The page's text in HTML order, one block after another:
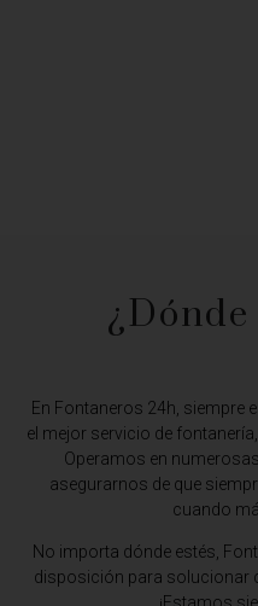
¿Dónde
En Fontaneros 24h, siempre
el mejor servicio de
Operamos en
asegurarnos de que
cuando
No importa dónde estés,
disposición para solucionar